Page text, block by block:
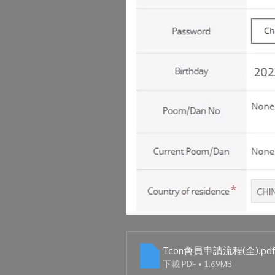
Tcon會員申請流程(全).pdf
下載 PDF • 1.69MB